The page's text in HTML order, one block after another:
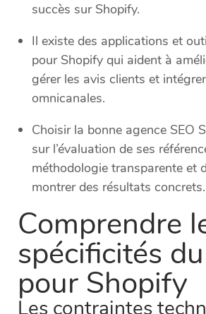
succès sur Shopify.
Il existe des applications et
pour Shopify qui aident à
gérer les avis clients et
omnicanales.
Choisir la bonne agence SEO
sur l’évaluation de ses
méthodologie transparente et
montrer des résultats concrets.
Comprendre
spécificités
pour Shopify